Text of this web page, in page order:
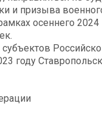
и призыва
осеннего
году